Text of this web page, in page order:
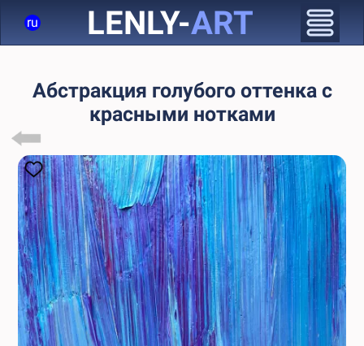
ru LENLY-ART
Абстракция голубого оттенка c
красными нотками